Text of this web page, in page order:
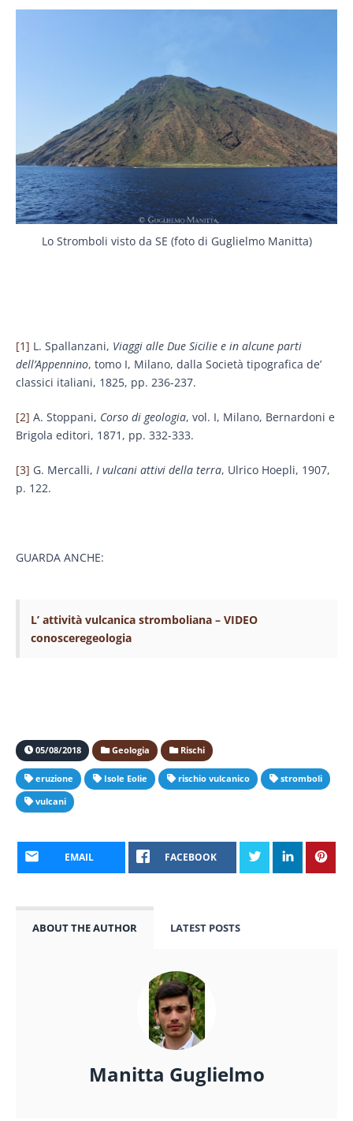
Lo Stromboli visto da SE (foto di Guglielmo Manitta)
[1] L. Spallanzani, Viaggi alle Due Sicilie e in alcune parti
dell’Appennino, tomo I, Milano, dalla Società tipografica de’
classici italiani, 1825, pp. 236-237.
[2] A. Stoppani, Corso di geologia, vol. I, Milano, Bernardoni e
Brigola editori, 1871, pp. 332-333.
[3] G. Mercalli, I vulcani attivi della terra, Ulrico Hoepli, 1907,
p. 122.
GUARDA ANCHE:
L’ attività vulcanica stromboliana – VIDEO
conosceregeologia
05/08/2018 Geologia Rischi
eruzione Isole Eolie rischio vulcanico
stromboli
vulcani
EMAIL FACEBOOK
ABOUT THE AUTHOR LATEST POSTS
Manitta Guglielmo